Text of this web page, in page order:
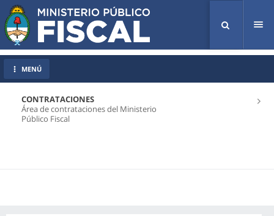
CONTRATACIONES
Área de contrataciones del Ministerio
Público Fiscal
MENÚ